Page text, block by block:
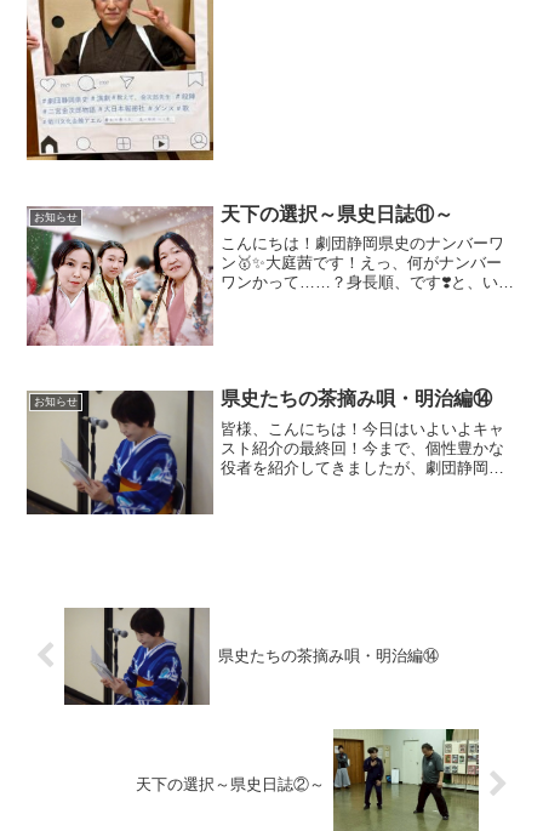
お知らせ 天下の選択～県史日誌⑪～
こんにちは！劇団静岡県史のナンバーワ
ン🥇✨大庭茜です！えっ、何がナンバー
ワンかって……？身長順、です❣️と、いう
お知らせ 県史たちの茶摘み唄・明治編⑭
皆様、こんにちは！今日はいよいよキャ
スト紹介の最終回！今まで、個性豊かな
役者を紹介してきましたが、劇団静岡県
県史たちの茶摘み唄・明治編⑭
天下の選択～県史日誌②～